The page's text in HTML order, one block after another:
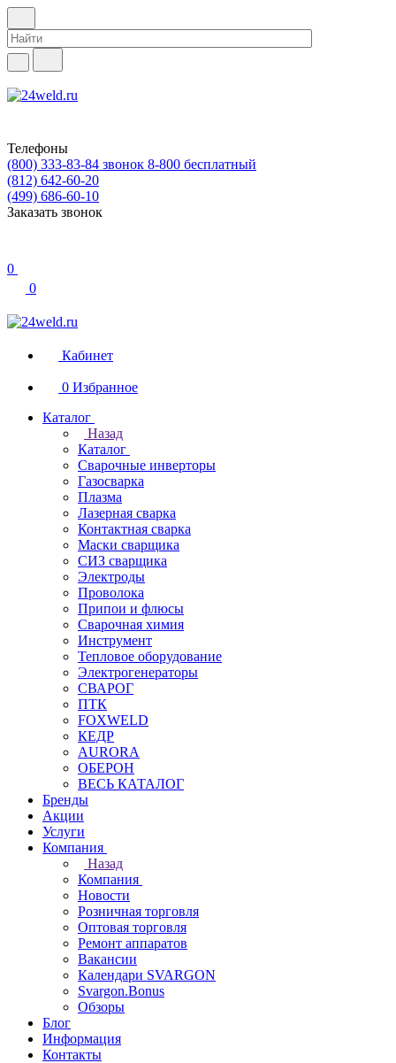
Телефоны
(800) 333-83-84 звонок 8-800 бесплатный
(812) 642-60-20
(499) 686-60-10
Заказать звонок
0
0
Кабинет
0 Избранное
Каталог
Назад
Каталог
Сварочные инверторы
Газосварка
Плазма
Лазерная сварка
Контактная сварка
Маски сварщика
СИЗ сварщика
Электроды
Проволока
Припои и флюсы
Сварочная химия
Инструмент
Тепловое оборудование
Электрогенераторы
СВАРОГ
ПТК
FOXWELD
КЕДР
AURORA
ОБЕРОН
ВЕСЬ КАТАЛОГ
Бренды
Акции
Услуги
Компания
Назад
Компания
Новости
Розничная торговля
Оптовая торговля
Ремонт аппаратов
Вакансии
Календари SVARGON
Svargon.Bonus
Обзоры
Блог
Информация
Контакты